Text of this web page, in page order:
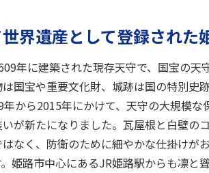
界遺産として登録された
年に建築された現存天守で、国宝の天
国宝や重要文化財、城跡は国の特別史
年から2015年にかけて、天守の大規模な
が新たになりました。瓦屋根と白壁の
なく、防衛のために細やかな仕掛けが
姫路市中心にあるJR姫路駅からも凛と